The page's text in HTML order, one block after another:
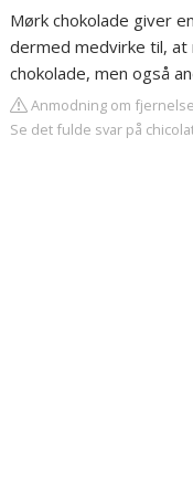
Mørk chokolade giver
dermed medvirke til, at
chokolade, men også
Anmodning om fjernelse
Se det fulde svar på